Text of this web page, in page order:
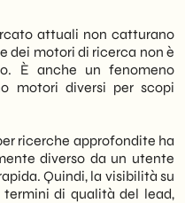
attuali non catturano
dei motori di ricerca non è
È anche un fenomeno
motori diversi per scopi
ricerche approfondite ha
diverso da un utente
Quindi, la visibilità su
di qualità del lead,